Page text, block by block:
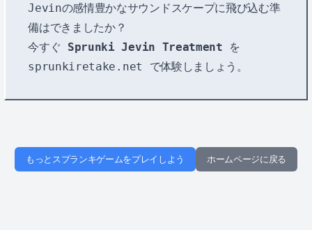
Jevinの感情豊かなサウンドスケープに飛び込む準
備はできましたか？
今すぐ Sprunki Jevin Treatment を
sprunkiretake.net で体験しましょう。
もっとスプランキゲームをプレイしよう ホームページに戻る